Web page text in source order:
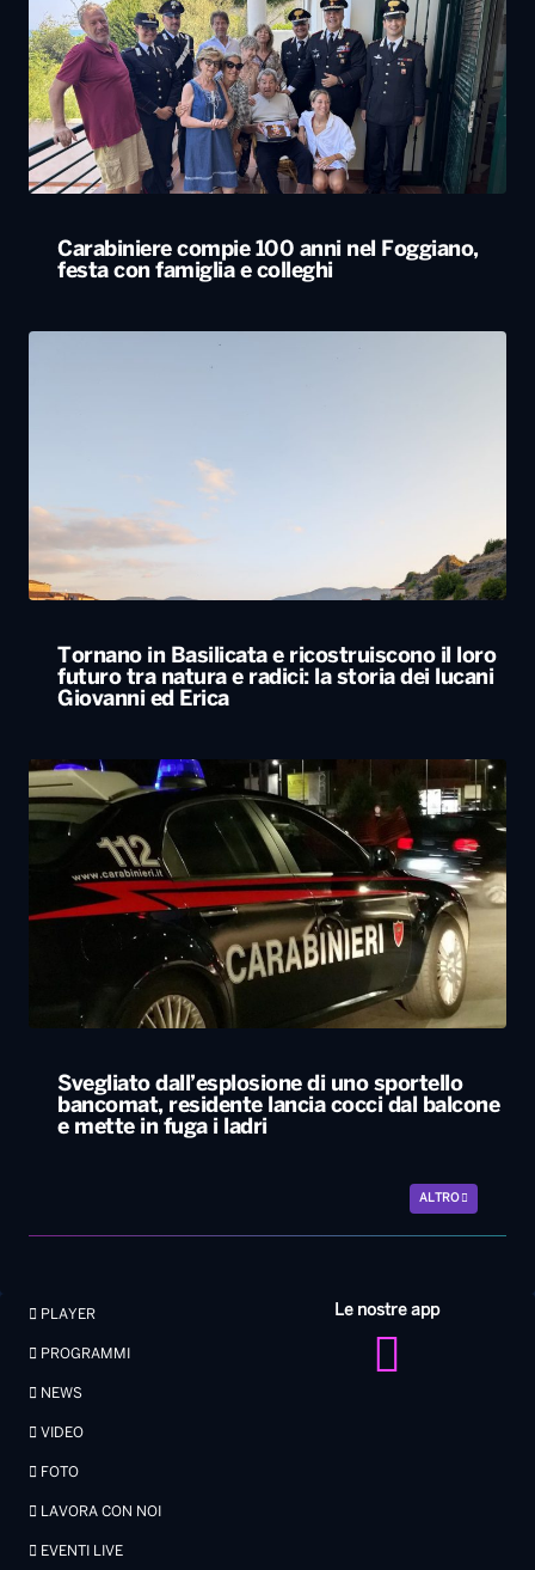
Carabiniere compie 100 anni nel Foggiano,
festa con famiglia e colleghi
Tornano in Basilicata e ricostruiscono il loro
futuro tra natura e radici: la storia dei lucani
Giovanni ed Erica
Svegliato dall’esplosione di uno sportello
bancomat, residente lancia cocci dal balcone
e mette in fuga i ladri
ALTRO
Le nostre app
PLAYER
PROGRAMMI
NEWS
VIDEO
FOTO
LAVORA CON NOI
EVENTI LIVE